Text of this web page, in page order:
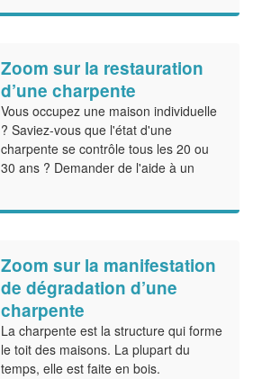
Zoom sur la restauration
d’une charpente
Vous occupez une maison individuelle
? Saviez-vous que l'état d'une
charpente se contrôle tous les 20 ou
30 ans ? Demander de l'aide à un
Zoom sur la manifestation
de dégradation d’une
charpente
La charpente est la structure qui forme
le toit des maisons. La plupart du
temps, elle est faite en bois.